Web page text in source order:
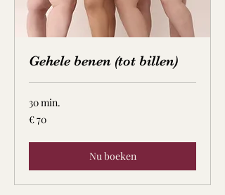
Gehele benen (tot billen)
30 min.
70
euro
€ 70
Nu boeken